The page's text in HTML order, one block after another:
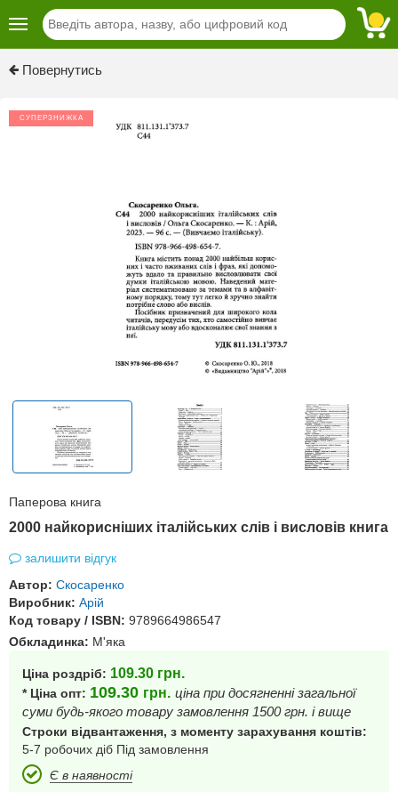
Повернутись
СУПЕРЗНИЖКА
Паперова книга
2000 найкорисніших італійських слів і висловів книга
залишити відгук
Автор: Скосаренко
Виробник: Арій
Код товару / ISBN: 9789664986547
Обкладинка: М'яка
Ціна роздріб: 109.30 грн.
* Ціна опт: 109.30 грн. ціна при досягненні загальної
суми будь-якого товару замовлення 1500 грн. і вище
Строки відвантаження, з моменту зарахування коштів:
5-7 робочих діб Під замовлення
Є в наявності